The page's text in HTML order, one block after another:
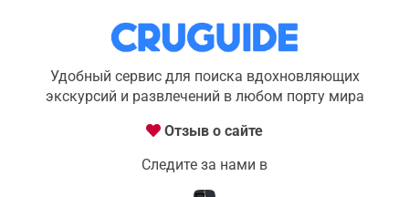
Удобный сервис для поиска вдохновляющих
экскурсий и развлечений в любом порту мира
Отзыв о сайте
Следите за нами в